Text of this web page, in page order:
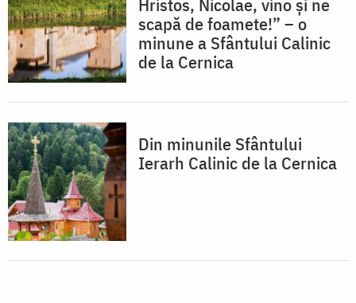
scapă de foamete!” – o
minune a Sfântului Calinic
de la Cernica
Din minunile Sfântului
Ierarh Calinic de la Cernica